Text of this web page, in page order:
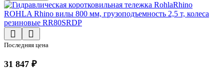
Последняя цена
31 847 ₽